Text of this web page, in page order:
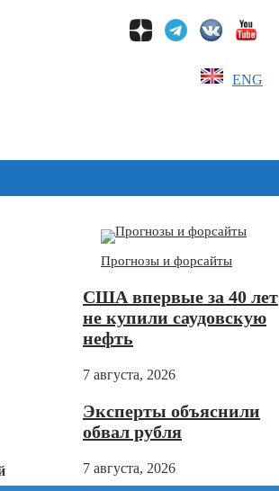
ENG
Прогнозы и форсайты
США впервые за 40 лет
не купили саудовскую
нефть
7 августа, 2026
Эксперты объяснили
обвал рубля
7 августа, 2026